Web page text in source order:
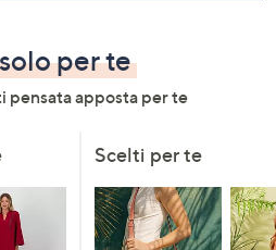
per te
pensata apposta per te
Scelti per te